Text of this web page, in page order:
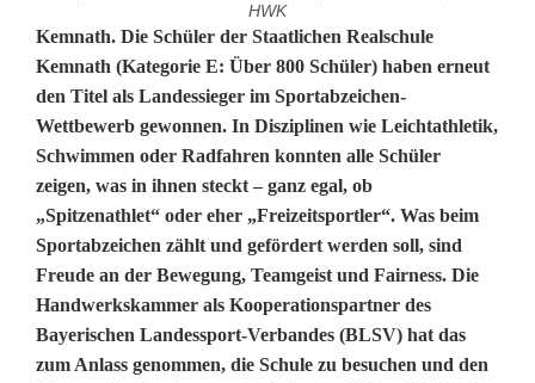
HWK
S
p
o
r
t
u
n
d
Kemnath. Die Schüler der Staatlichen Realschule
Kemnath (Kategorie E: Über 800 Schüler) haben erneut
den Titel als Landessieger im Sportabzeichen-
Wettbewerb gewonnen. In Disziplinen wie Leichtathletik,
Schwimmen oder Radfahren konnten alle Schüler
zeigen, was in ihnen steckt – ganz egal, ob
„Spitzenathlet“ oder eher „Freizeitsportler“. Was beim
Sportabzeichen zählt und gefördert werden soll, sind
Freude an der Bewegung, Teamgeist und Fairness. Die
Handwerkskammer als Kooperationspartner des
Bayerischen Landessport-Verbandes (BLSV) hat das
zum Anlass genommen, die Schule zu besuchen und den